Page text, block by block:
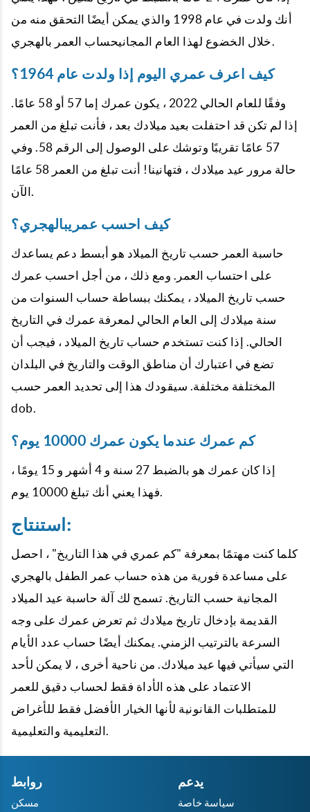
أنك ولدت في عام 1998 والذي يمكن أيضًا التحقق منه من
خلال الخضوع لهذا العام المجانيحساب العمر بالهجري.
كيف اعرف عمري اليوم إذا ولدت عام 1964؟
وفقًا للعام الحالي 2022 ، يكون عمرك إما 57 أو 58 عامًا.
إذا لم تكن قد احتفلت بعيد ميلادك بعد ، فأنت تبلغ من العمر
57 عامًا تقريبًا وتوشك على الوصول إلى الرقم 58. وفي
حالة مرور عيد ميلادك ، فتهانينا! أنت تبلغ من العمر 58 عامًا
الآن.
كيف احسب عمريبالهجري؟
حاسبة العمر حسب تاريخ الميلاد هو أبسط دعم يساعدك
على احتساب العمر. ومع ذلك ، من أجل احسب عمرك
حسب تاريخ الميلاد ، يمكنك ببساطة حساب السنوات من
سنة ميلادك إلى العام الحالي لمعرفة عمرك في التاريخ
الحالي. إذا كنت تستخدم حساب تاريخ الميلاد ، ​​فيجب أن
تضع في اعتبارك أن مناطق الوقت والتاريخ في البلدان
المختلفة مختلفة. سيقودك هذا إلى تحديد العمر حسب
dob.
كم عمرك عندما يكون عمرك 10000 يوم؟
إذا كان عمرك هو بالضبط 27 سنة و 4 أشهر و 15 يومًا ،
فهذا يعني أنك تبلغ 10000 يوم.
استنتاج:
كلما كنت مهتمًا بمعرفة "كم عمري في هذا التاريخ" ، احصل
على مساعدة فورية من هذه حساب عمر الطفل بالهجري
المجانية حسب التاريخ. تسمح لك آلة حاسبة عيد الميلاد
القديمة بإدخال تاريخ ميلادك ثم تعرض عمرك على وجه
السرعة بالترتيب الزمني. يمكنك أيضًا حساب عدد الأيام
التي سيأتي فيها عيد ميلادك. من ناحية أخرى ، لا يمكن لأحد
الاعتماد على هذه الأداة فقط لحساب دقيق للعمر
للمتطلبات القانونية لأنها الخيار الأفضل فقط للأغراض
التعليمية والتعليمية.
روابط
مسكن
يدعم
سياسة خاصة